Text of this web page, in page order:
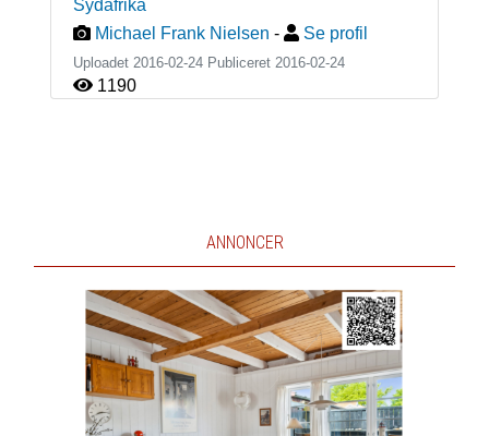
Sydafrika
Michael Frank Nielsen - Se profil
Uploadet 2016-02-24 Publiceret 2016-02-24
1190
ANNONCER